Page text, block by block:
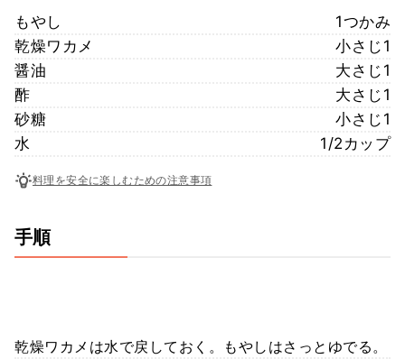
もやし
1つかみ
乾燥ワカメ
小さじ1
醤油
大さじ1
酢
大さじ1
砂糖
小さじ1
水
1/2カップ
料理を安全に楽しむための注意事項
手順
乾燥ワカメは水で戻しておく。もやしはさっとゆでる。